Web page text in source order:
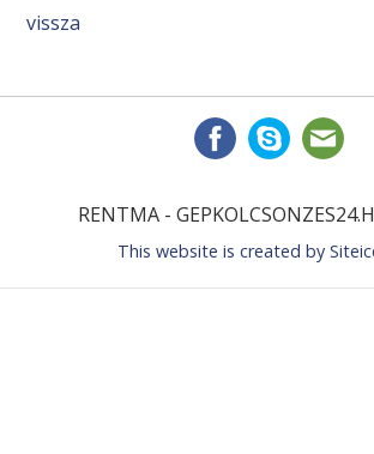
vissza
RENTMA -
This website is created by